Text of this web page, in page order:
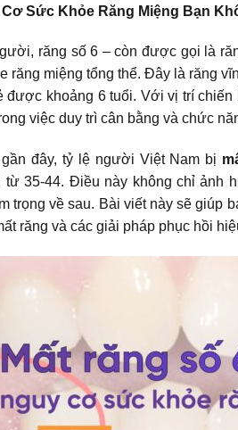
Sức Khỏe Răng Miệng Bạn
răng số 6 – còn được gọi là
răng miệng tổng thể. Đây là răng
được khoảng 6 tuổi. Với vị trí
việc duy trì cân bằng và chức
đây, tỷ lệ người Việt Nam bị
từ 35-44. Điều này không chỉ ảnh
trọng về sau. Bài viết này sẽ giúp
răng và các giải pháp phục hồi